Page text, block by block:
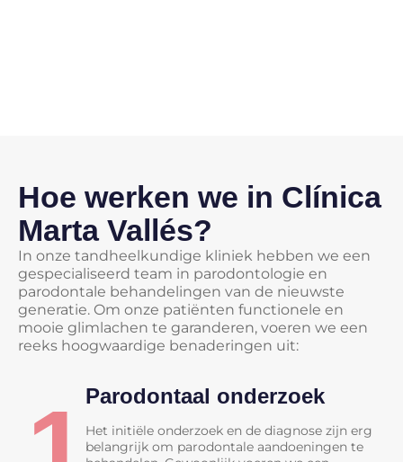
Hoe werken we in Clínica
Marta Vallés?
In onze tandheelkundige kliniek hebben we een
gespecialiseerd team in parodontologie en
parodontale behandelingen van de nieuwste
generatie. Om onze patiënten functionele en
mooie glimlachen te garanderen, voeren we een
reeks hoogwaardige benaderingen uit:
Parodontaal onderzoek
Het initiële onderzoek en de diagnose zijn erg
belangrijk om parodontale aandoeningen te